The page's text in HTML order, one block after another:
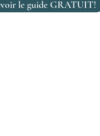
le guide GRATUIT!